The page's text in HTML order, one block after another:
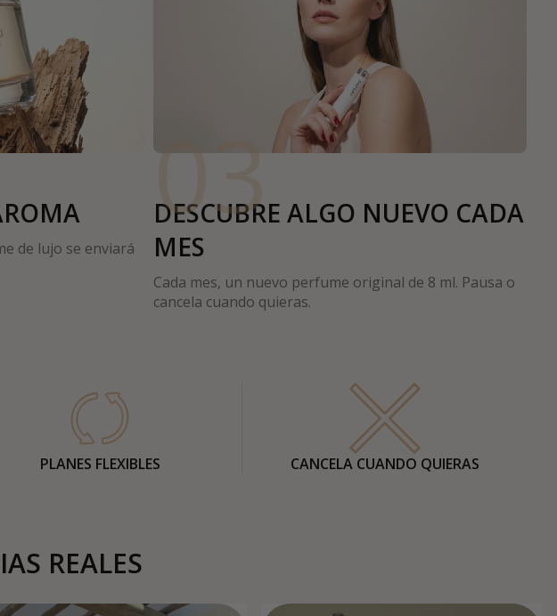
de lujo se enviará
03
DESCUBRE ALGO NUEVO CADA
MES
Cada mes, un nuevo perfume original de 8 ml. Pausa o
cancela cuando quieras.
PLANES FLEXIBLES CANCELA CUANDO QUIERAS
REALES